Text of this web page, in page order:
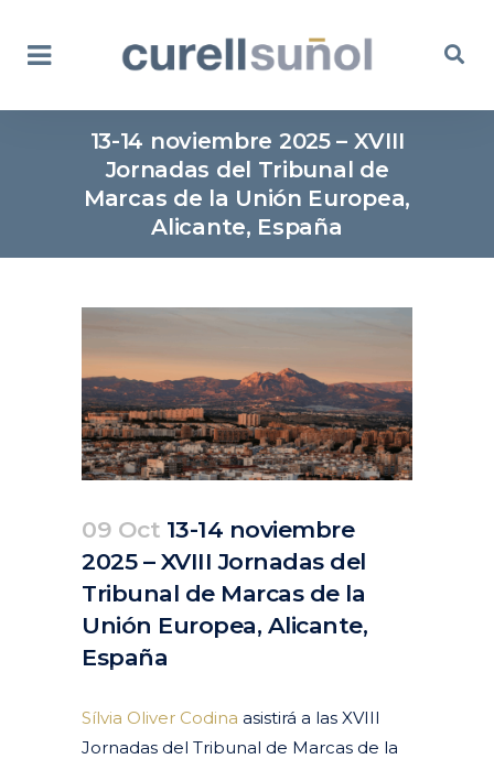
13-14 noviembre 2025 – XVIII
Jornadas del Tribunal de
Marcas de la Unión Europea,
Alicante, España
09 Oct 13-14 noviembre
2025 – XVIII Jornadas del
Tribunal de Marcas de la
Unión Europea, Alicante,
España
Sílvia Oliver Codina asistirá a las XVIII
Jornadas del Tribunal de Marcas de la